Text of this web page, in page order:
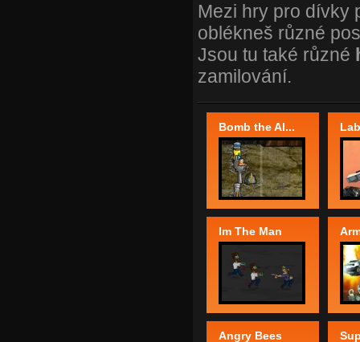
Mezi hry pro dívky
oblékneš různé
Jsou tu také různé
zamilování.
Bomb the Al...
Im The Man
Angry Bees